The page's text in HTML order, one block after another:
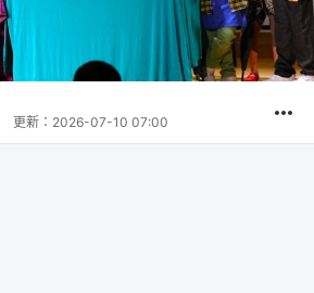
更新： 2026-07-10 07:00